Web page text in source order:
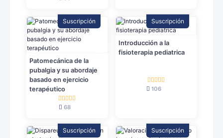
Suscripción
Patomecánica de la
pubalgia y su abordaje
basado en ejercicio
terapéutico
68
Suscripción
Introducción a la
fisioterapia pediatrica
106
Suscripción Suscripción